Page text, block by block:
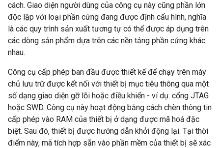
cách. Giao diện người dùng của công cụ này cũng phần lớn
độc lập với loại phần cứng đang được định cấu hình, nghĩa
là các quy trình sản xuất tương tự có thể được áp dụng trên
các dòng sản phẩm dựa trên các nền tảng phần cứng khác
nhau.
Công cụ cấp phép ban đầu được thiết kế để chạy trên máy
chủ lưu trữ được kết nối với thiết bị mục tiêu thông qua một
số dạng giao diện gỡ lỗi hoặc điều khiển - ví dụ: cổng JTAG
hoặc SWD. Công cụ này hoạt động bằng cách chèn thông tin
cấp phép vào RAM của thiết bị ở dạng được mã hoá đặc
biệt. Sau đó, thiết bị được hướng dẫn khởi động lại. Tại thời
điểm này, mã tích hợp sẵn vào phần mềm của thiết bị sẽ xác